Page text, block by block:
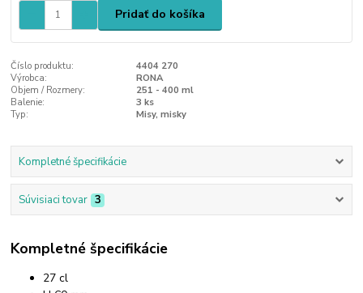
Pridať do košíka
Číslo produktu:
4404 270
Výrobca:
RONA
Objem / Rozmery:
251 - 400 ml
Balenie:
3 ks
Typ:
Misy, misky
Kompletné špecifikácie
Súvisiaci tovar 3
Kompletné špecifikácie
27 cl